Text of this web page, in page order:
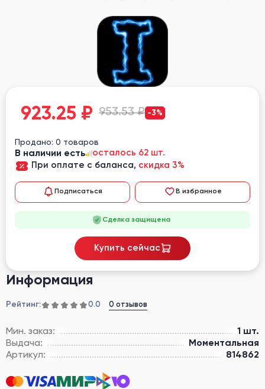
Информация
Рейтинг: 0.0 0 отзывов
Мин. заказ:
1 шт.
Выдача:
Моментальная
Артикул:
814862
923.25 ₽ 953.53 ₽ -3%
Продано: 0 товаров
В наличии есть
осталось 62 шт.
При оплате с баланса, скидка 3%
Подписаться В избранное
Сделка защищена
Купить сейчас